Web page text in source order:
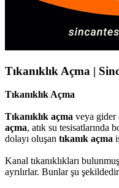
Tıkanıklık Açma |
Tıkanıklık Açma
Tıkanıklık açma veya gider
açma, atık su tesisatlarında
dolayı oluşan tıkanık açma
Kanal tıkanıklıkları
ayrılırlar. Bunlar şu